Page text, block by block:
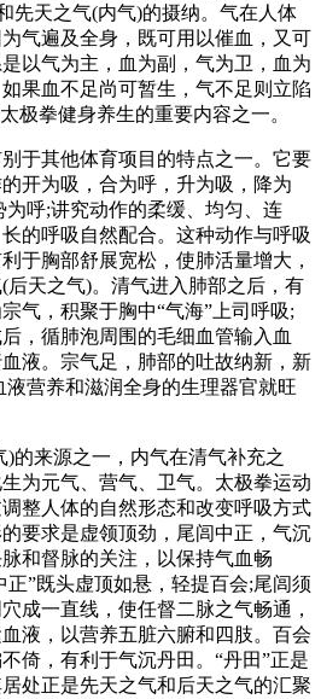
先天之气(内气)的摄纳。气在人体
气遍及全身，既可用以催血，又可
以气为主，血为副，气为卫，血为
果血不足尚可暂生，气不足则立陷
极拳健身养生的重要内容之一。
其他体育项目的特点之一。它要
开为吸，合为呼，升为吸，降为
呼;讲究动作的柔缓、均匀、连
的呼吸自然配合。这种动作与呼吸
于胸部舒展宽松，使肺活量增大，
后天之气)。清气进入肺部之后，有
气，积聚于胸中“气海”上司呼吸;
，循肺泡周围的毛细血管输入血
液。宗气足，肺部的吐故纳新，新
液营养和滋润全身的生理器官就旺
来源之一，内气在清气补充之
为元气、营气、卫气。太极拳运动
整人体的自然形态和改变呼吸方式
要求是虚领顶劲，尾闾中正，气沉
和督脉的关注，以保持气血畅
正”既头虚顶如悬，轻提百会;尾闾须
成一直线，使任督二脉之气畅通，
液，以营养五脏六腑和四肢。百会
倚，有利于气沉丹田。“丹田”正是
处正是先天之气和后天之气的汇聚